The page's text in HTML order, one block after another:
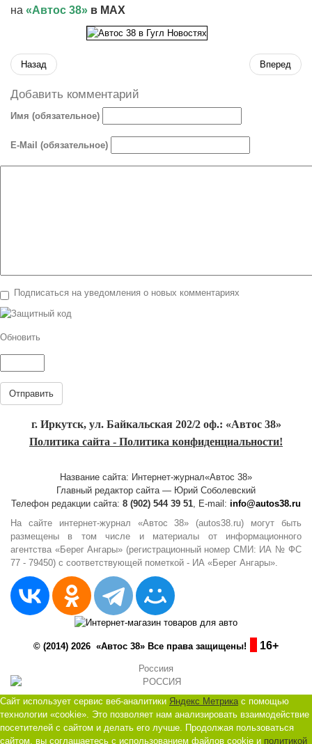
на «Автос 38» в MAX
Назад Вперед
Добавить комментарий
Имя (обязательное)
E-Mail (обязательное)
Подписаться на уведомления о новых комментариях
Обновить
Отправить
г. Иркутск, ул. Байкальская 202/2 оф.: «Автос 38»
Политика сайта - Политика конфиденциальности!
Название сайта: Интернет-журнал«Автос 38»
Главный редактор сайта — Юрий Соболевский
Телефон редакции сайта: 8 (902) 544 39 51 , E-mail: info@autos38.ru
На сайте интернет-журнал «Автос 38» (autos38.ru) могут быть
размещены в том числе и материалы от информационного
агентства «Берег Ангары» (регистрационный номер СМИ: ИА № ФС
77 - 79450) с соответствующей пометкой - ИА «Берег Ангары».
© (2014) 2026 «Автос 38» Все права защищены! 16+
Россиия
Сайт использует сервис веб-аналитики Яндекс Метрикас помощью
технологии «cookie». Это позволяет нам анализировать взаимодействие
посетителей с сайтом и делать его лучше. Продолжая пользоваться
сайтом, вы соглашаетесь с использованием файлов cookie и политикой